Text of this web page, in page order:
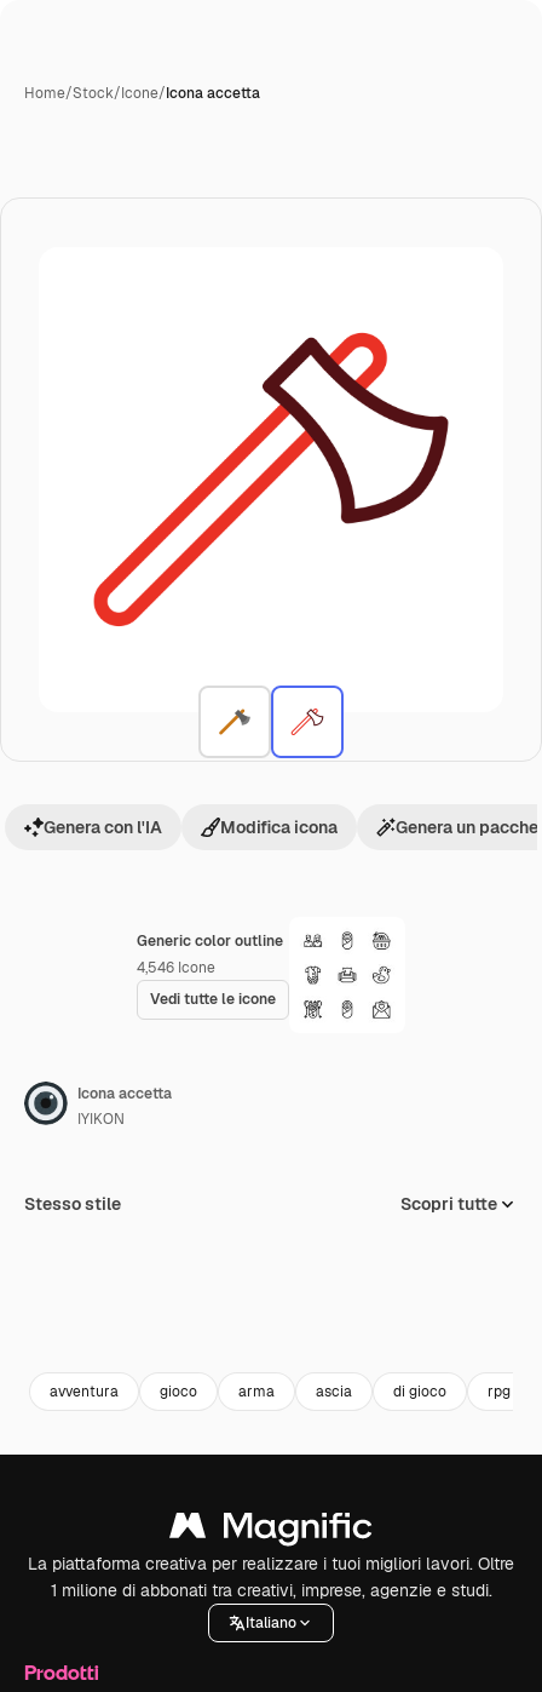
Home/Stock/Icone/Icona accetta
Generic color outline
4,546 Icone
Vedi tutte le icone
Genera con l'IA Modifica icona Genera un
Icona accetta
IYIKON
Stesso stile Scopri tutte
avventura gioco arma ascia di gioco rpg
La piattaforma creativa per realizzare i tuoi migliori lavori. Oltre
1 milione di abbonati tra creativi, imprese, agenzie e studi.
Italiano
Prodotti